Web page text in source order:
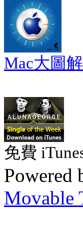
Mac大圖
免費
Powered
Movable